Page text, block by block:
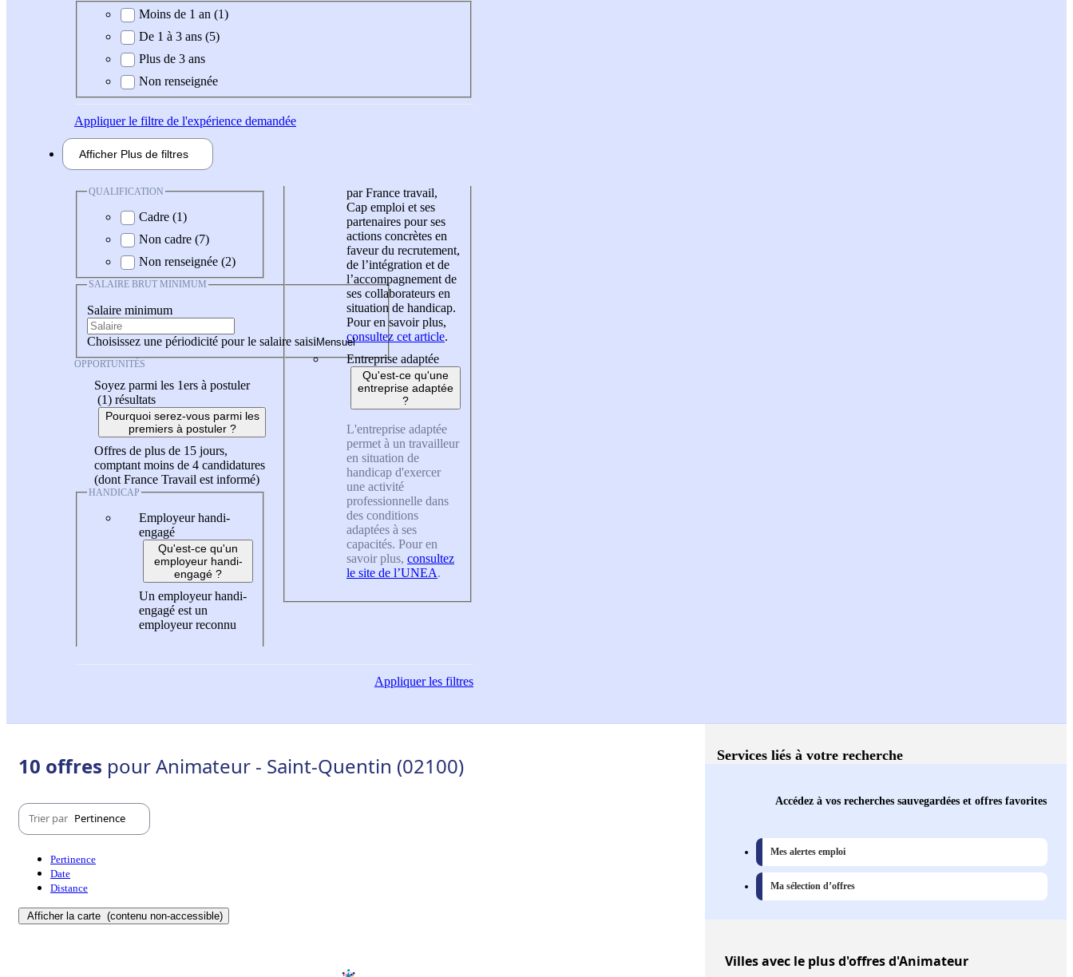
Expérience demandée
Moins de 1 an (1)
De 1 à 3 ans (5)
Plus de 3 ans
Non renseignée
Appliquerle filtre de l'expérience demandée
Afficher Plus de filtres
QUALIFICATION
Cadre (1)
Non cadre (7)
Non renseignée (2)
SALAIRE BRUT MINIMUM
Salaire minimum
Choisissez une périodicité pour le salaire saisi
OPPORTUNITÉS
Soyez parmi les 1ers à postuler
(1) résultats
Pourquoi serez-vous parmi les
premiers à postuler ?
Offres de plus de 15 jours,
comptant moins de 4 candidatures
(dont France Travail est informé)
HANDICAP
Employeur handi-
engagé
Qu'est-ce qu'un
employeur handi-
engagé ?
Un employeur handi-
engagé est un
employeur reconnu
par France travail,
Cap emploi et ses
partenaires pour ses
actions concrètes en
faveur du recrutement,
de l’intégration et de
l’accompagnement de
ses collaborateurs en
situation de handicap.
Pour en savoir plus,
consultez cet article.
Entreprise adaptée
Qu'est-ce qu'une
entreprise adaptée
?
L'entreprise adaptée
permet à un travailleur
en situation de
handicap d'exercer
une activité
professionnelle dans
des conditions
adaptées à ses
capacités. Pour en
savoir plus, consultez
le site de l’UNEA.
Appliquerles filtres
10 offres pour Animateur - Saint-Quentin (02100)
Trier par Pertinence
Pertinence
Date
Distance
Afficher la carte (contenu non-accessible)
Services liés à votre recherche
Accédez à vos recherches sauvegardées et offres favorites
Mes alertes emploi
Ma sélection d’offres
Villesavec le plus d'offres d'Animateur